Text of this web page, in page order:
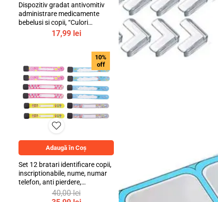
Dispozitiv gradat antivomitiv
administrare medicamente
bebelusi si copii, “Culori
Pastelate”, mediLOGIC™
17,99 lei
10%
off
Adaugă în Coș
Set 12 bratari identificare copii,
inscriptionabile, nume, numar
telefon, anti pierdere,
refolosibile, multicolor,
bebeLOGIC™
40,00lei
Camera copilului